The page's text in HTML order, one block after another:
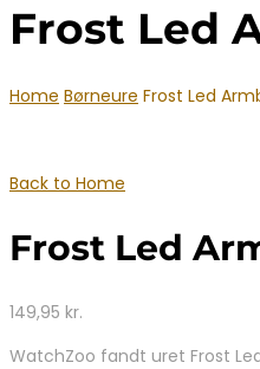
Frost Led
Home Børneure Frost Led
Back to Home
Frost Led
149,95 kr.
WatchZoo fandt uret Frost